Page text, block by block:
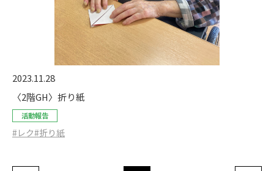
2023.11.28
〈2階GH〉折り紙
活動報告
#レク#折り紙